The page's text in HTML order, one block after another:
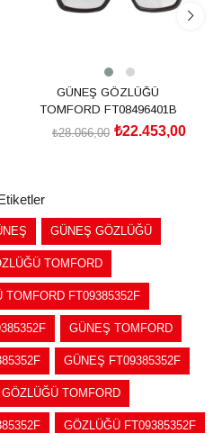
GÜNEŞ GÖZLÜĞÜ
TOMFORD FT08496401B
₺22.453,00
₺28.066,00
GÜNEŞ GÖZLÜĞÜ
TOMFORD
TOMFORD FT09385352F
GÜNEŞ TOMFORD
GÜNEŞ FT09385352F
GÖZLÜĞÜ TOMFORD
GÖZLÜĞÜ FT09385352F